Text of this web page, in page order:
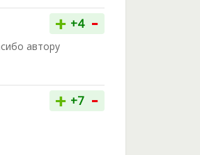
+ +4 -
автору
+ +7 -